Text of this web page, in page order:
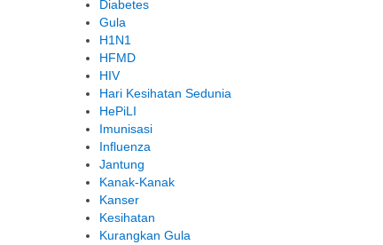
Diabetes
Gula
H1N1
HFMD
HIV
Hari Kesihatan Sedunia
HePiLI
Imunisasi
Influenza
Jantung
Kanak-Kanak
Kanser
Kesihatan
Kurangkan Gula